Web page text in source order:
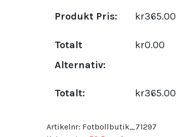
Produkt Pris: kr365.00
Totalt
Alternativ:
kr0.00
Totalt: kr365.00
Artikelnr: Fotbollbutik_71297